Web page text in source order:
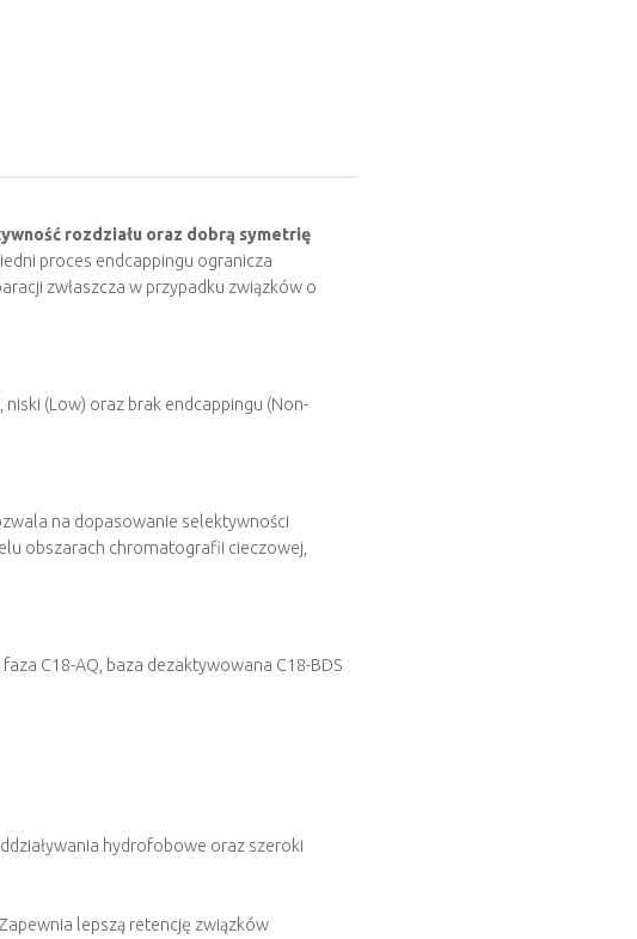
rozdziału oraz dobrą symetrię
proces endcappingu ogranicza
zwłaszcza w przypadku związków o
na dopasowanie selektywności
obszarach chromatografii cieczowej,
hydrofobowe oraz szeroki
lepszą retencję związków